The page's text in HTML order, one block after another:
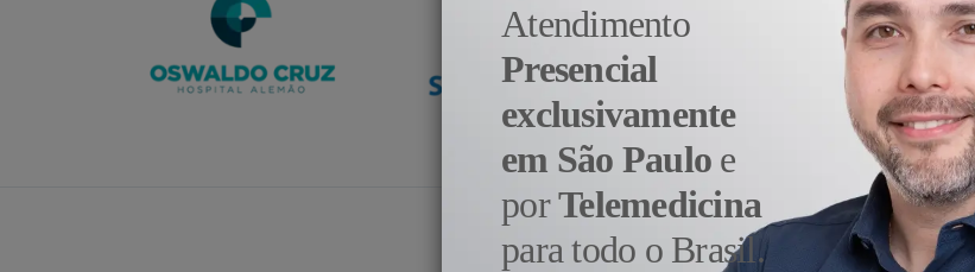
Atendimento
Presencial
exclusivamente
em São Paulo e
porTelemedicina
para todo o Brasil.